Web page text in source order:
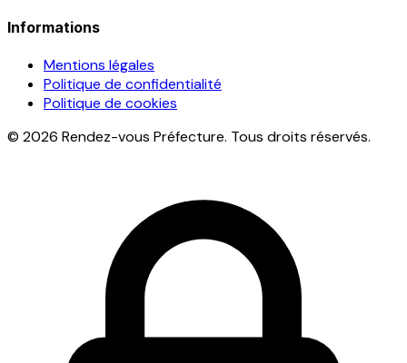
Informations
Mentions légales
Politique de confidentialité
Politique de cookies
© 2026 Rendez-vous Préfecture. Tous droits réservés.